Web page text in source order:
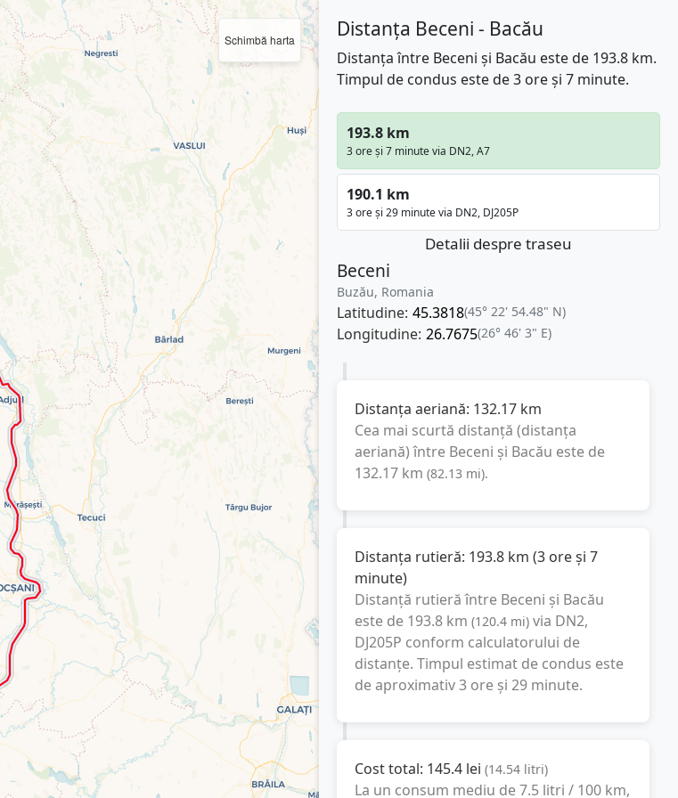
Schimbă harta Distanța Beceni - Bacău
Distanța între Beceni și Bacău este de 193.8 km.
Timpul de condus este de 3 ore și 7 minute.
193.8 km
3 ore și 7 minute via DN2, A7
190.1 km
3 ore și 29 minute via DN2, DJ205P
Detalii despre traseu
Beceni
Buzău, Romania
Latitudine: 45.3818(45° 22' 54.48" N)
Longitudine: 26.7675(26° 46' 3" E)
Distanța aeriană: 132.17 km
Cea mai scurtă distanță (distanța
aeriană) între Beceni și Bacău este de
132.17 km (82.13 mi).
Distanța rutieră: 193.8 km (3 ore și 7
minute)
Distanță rutieră între Beceni și Bacău
este de 193.8 km (120.4 mi) via DN2,
DJ205P conform calculatorului de
distanțe. Timpul estimat de condus este
de aproximativ3 ore și 29 minute.
Cost total: 145.4 lei (14.54 litri)
La un consum mediu de7.5 litri / 100 km,